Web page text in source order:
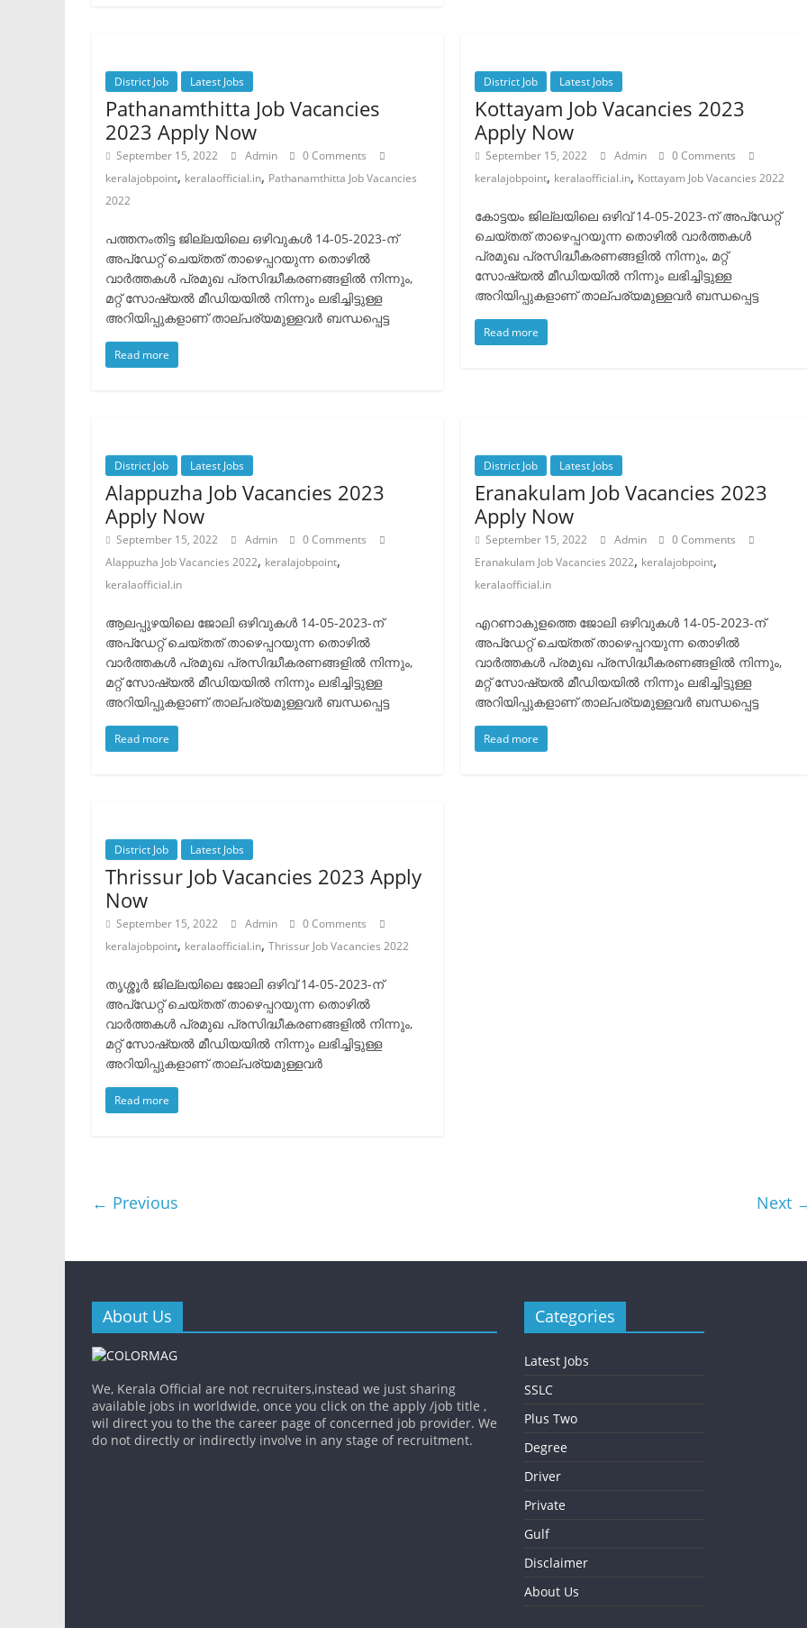
District Job Latest Jobs
Pathanamthitta Job Vacancies
2023 Apply Now
September 15, 2022 Admin
0 Comments
keralajobpoint, keralaofficial.in, Pathanamthitta Job Vacancies
2022
പത്തനംതിട്ട ജില്ലയിലെ ഒഴിവുകൾ 14-05-2023-ന്
അപ്ഡേറ്റ് ചെയ്തത് താഴെപ്പറയുന്ന തൊഴിൽ
വാർത്തകൾ പ്രമുഖ പ്രസിദ്ധീകരണങ്ങളിൽ നിന്നും,
മറ്റ് സോഷ്യൽ മീഡിയയിൽ നിന്നും ലഭിച്ചിട്ടുള്ള
അറിയിപ്പുകളാണ് താല്പര്യമുള്ളവർ ബന്ധപ്പെട്ട
Read more
District Job Latest Jobs
Kottayam Job Vacancies 2023
Apply Now
September 15, 2022 Admin
0 Comments
keralajobpoint, keralaofficial.in, Kottayam Job Vacancies 2022
കോട്ടയം ജില്ലയിലെ ഒഴിവ് 14-05-2023-ന് അപ്ഡേറ്റ്
ചെയ്തത് താഴെപ്പറയുന്ന തൊഴിൽ വാർത്തകൾ
പ്രമുഖ പ്രസിദ്ധീകരണങ്ങളിൽ നിന്നും, മറ്റ്
സോഷ്യൽ മീഡിയയിൽ നിന്നും ലഭിച്ചിട്ടുള്ള
അറിയിപ്പുകളാണ് താല്പര്യമുള്ളവർ ബന്ധപ്പെട്ട
Read more
District Job Latest Jobs
Alappuzha Job Vacancies 2023
Apply Now
September 15, 2022 Admin
0 Comments
Alappuzha Job Vacancies 2022, keralajobpoint,
keralaofficial.in
ആലപ്പുഴയിലെ ജോലി ഒഴിവുകൾ 14-05-2023-ന്
അപ്ഡേറ്റ് ചെയ്തത് താഴെപ്പറയുന്ന തൊഴിൽ
വാർത്തകൾ പ്രമുഖ പ്രസിദ്ധീകരണങ്ങളിൽ നിന്നും,
മറ്റ് സോഷ്യൽ മീഡിയയിൽ നിന്നും ലഭിച്ചിട്ടുള്ള
അറിയിപ്പുകളാണ് താല്പര്യമുള്ളവർ ബന്ധപ്പെട്ട
Read more
District Job Latest Jobs
Eranakulam Job Vacancies 2023
Apply Now
September 15, 2022 Admin
0 Comments
Eranakulam Job Vacancies 2022, keralajobpoint,
keralaofficial.in
എറണാകുളത്തെ ജോലി ഒഴിവുകൾ 14-05-2023-ന്
അപ്ഡേറ്റ് ചെയ്തത് താഴെപ്പറയുന്ന തൊഴിൽ
വാർത്തകൾ പ്രമുഖ പ്രസിദ്ധീകരണങ്ങളിൽ നിന്നും,
മറ്റ് സോഷ്യൽ മീഡിയയിൽ നിന്നും ലഭിച്ചിട്ടുള്ള
അറിയിപ്പുകളാണ് താല്പര്യമുള്ളവർ ബന്ധപ്പെട്ട
Read more
District Job Latest Jobs
Thrissur Job Vacancies 2023 Apply
Now
September 15, 2022 Admin
0 Comments
keralajobpoint, keralaofficial.in, Thrissur Job Vacancies 2022
തൃശ്ശൂർ ജില്ലയിലെ ജോലി ഒഴിവ് 14-05-2023-ന്
അപ്ഡേറ്റ് ചെയ്തത് താഴെപ്പറയുന്ന തൊഴിൽ
വാർത്തകൾ പ്രമുഖ പ്രസിദ്ധീകരണങ്ങളിൽ നിന്നും,
മറ്റ് സോഷ്യൽ മീഡിയയിൽ നിന്നും ലഭിച്ചിട്ടുള്ള
അറിയിപ്പുകളാണ് താല്പര്യമുള്ളവർ
Read more
← Previous Next
About Us
We, Kerala Official are not recruiters,instead we just sharing
available jobs in worldwide, once you click on the apply /job title ,
wil direct you to the the career page of concerned job provider. We
do not directly or indirectly involve in any stage of recruitment.
Categories
Latest Jobs
SSLC
Plus Two
Degree
Driver
Private
Gulf
Disclaimer
About Us